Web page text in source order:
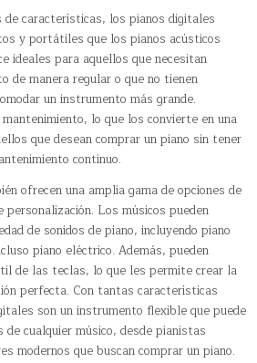
características, los pianos digitales
y portátiles que los pianos acústicos
ideales para aquellos que necesitan
de manera regular o que no tienen
un instrumento más grande.
lo que los convierte en una
que desean comprar un piano sin tener
continuo.
ofrecen una amplia gama de opciones de
Los músicos pueden
de sonidos de piano, incluyendo piano
piano eléctrico. Además, pueden
de las teclas, lo que les permite crear la
perfecta. Con tantas características
son un instrumento flexible que puede
cualquier músico, desde pianistas
modernos que buscan comprar un piano.